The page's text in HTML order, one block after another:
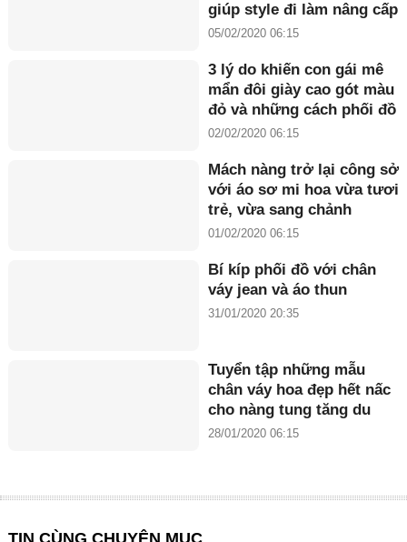
giúp style đi làm nâng cấp
ngoạn mục
05/02/2020 06:15
3 lý do khiến con gái mê
mẩn đôi giày cao gót màu
đỏ và những cách phối đồ
'đỉnh' nhất
02/02/2020 06:15
Mách nàng trở lại công sở
với áo sơ mi hoa vừa tươi
trẻ, vừa sang chảnh
01/02/2020 06:15
Bí kíp phối đồ với chân
váy jean và áo thun
31/01/2020 20:35
Tuyển tập những mẫu
chân váy hoa đẹp hết nấc
cho nàng tung tăng du
xuân
28/01/2020 06:15
TIN CÙNG CHUYÊN MỤC